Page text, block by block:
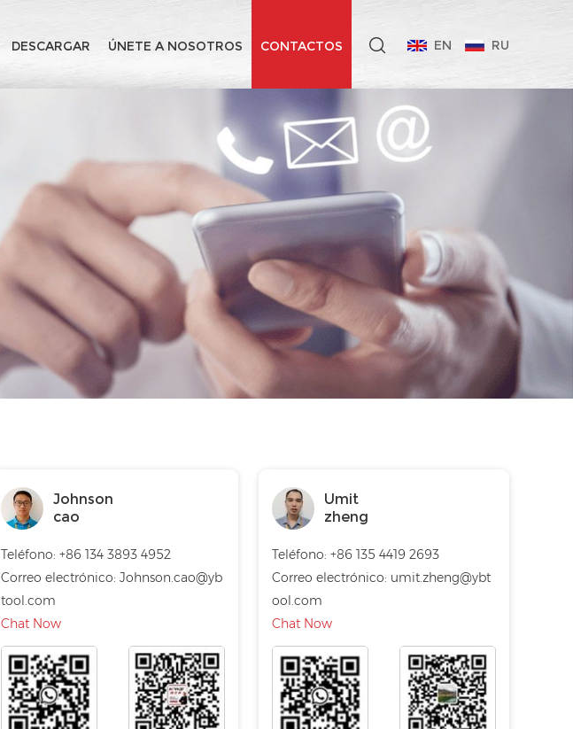
EN RU
DESCARGAR ÚNETE A NOSOTROS CONTACTOS
Johnson
cao
Teléfono: +86 134 3893 4952
Correo electrónico:Johnson.cao@yb
tool.com
Chat Now
Umit
zheng
Teléfono: +86 135 4419 2693
Correo electrónico: umit.zheng@ybt
ool.com
Chat Now